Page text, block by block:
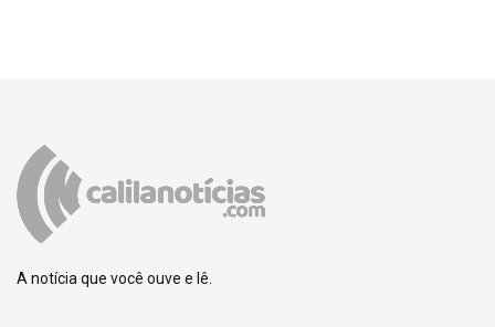
A notícia que você ouve e lê.